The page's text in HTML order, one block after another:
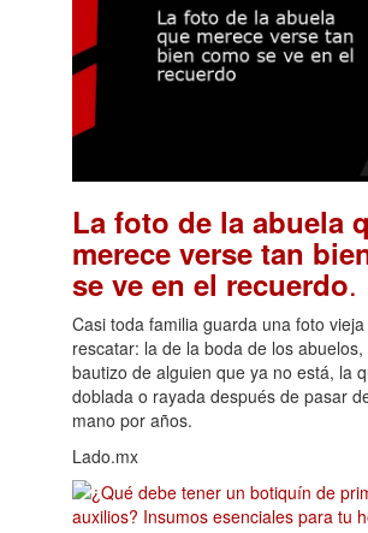
La foto de la abuela
merece verse tan
se ve en el recuerdo.
Casi toda familia guarda una foto
rescatar: la de la boda de los abuelos,
bautizo de alguien que ya no está, la
doblada o rayada después de pasar
mano por años.
Lado.mx